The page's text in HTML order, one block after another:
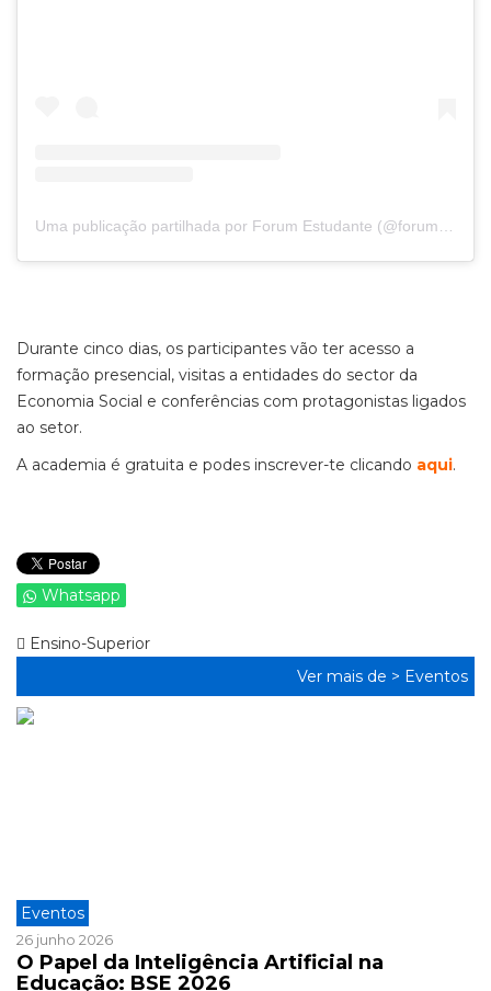
Uma publicação partilhada por Forum Estudante (@forumestudante)
Durante cinco dias, os participantes vão ter acesso a
formação presencial, visitas a entidades do sector da
Economia Social e conferências com protagonistas ligados
ao setor.
A academia é gratuita e podes inscrever-te clicando aqui.
Whatsapp
Ensino-Superior
Ver mais de > Eventos
Eventos
26 junho 2026
O Papel da Inteligência Artificial na
Educação: BSE 2026